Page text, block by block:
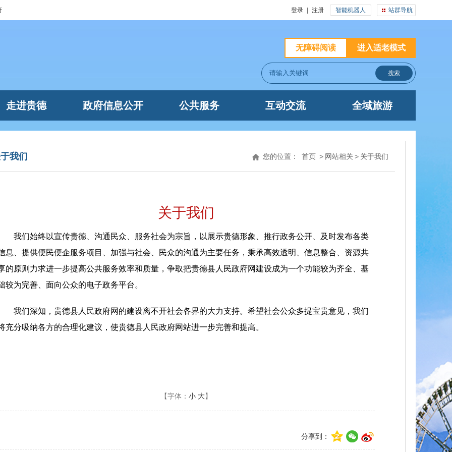
站群导航
登录 注册 智能机器人
进入适老模式
无障碍阅读
走进贵德 政府信息公开 公共服务 互动交流 全域旅游
您的位置： 首页 > 网站相关 > 关于我们
我们
关于我们
我们始终以宣传贵德、沟通民众、服务社会为宗旨，以展示贵德形象、推行政务公开、及时发布各类
息、提供便民便企服务项目、加强与社会、民众的沟通为主要任务，秉承高效透明、信息整合、资源共
的原则力求进一步提高公共服务效率和质量，争取把贵德县人民政府网建设成为一个功能较为齐全、基
较为完善、面向公众的电子政务平台。
我们深知，贵德县人民政府网的建设离不开社会各界的大力支持。希望社会公众多提宝贵意见，我们
充分吸纳各方的合理化建议，使贵德县人民政府网站进一步完善和提高。
【字体： 小 大】
分享到：